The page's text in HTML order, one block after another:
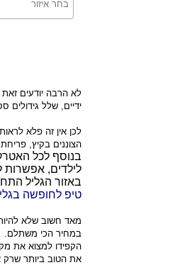
ידיים, שלל גידולים
לכן אין זה פלא
הצוננים בקיץ,
בנוסף לכל
לילדים, אפשרות
באזור הגליל
טיפ לחופשה
מאד חשוב שלא
במחיר הכי משתלם.
הקפידו למצוא את
את הטוב ביותר שרק